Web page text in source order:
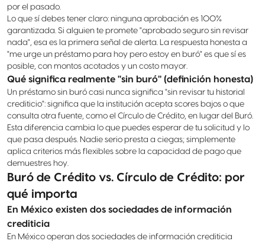
por el pasado.
Lo que sí debes tener claro: ninguna aprobación es 100%
garantizada. Si alguien te promete "aprobado seguro sin revisar
nada", esa es la primera señal de alerta. La respuesta honesta a
"me urge un préstamo para hoy pero estoy en buró" es que sí es
posible, con montos acotados y un costo mayor.
Qué significa realmente "sin buró" (definición honesta)
Un préstamo sin buró casi nunca significa "sin revisar tu historial
crediticio": significa que la institución acepta scores bajos o que
consulta otra fuente, como el Círculo de Crédito, en lugar del Buró.
Esta diferencia cambia lo que puedes esperar de tu solicitud y lo
que pasa después. Nadie serio presta a ciegas; simplemente
aplica criterios más flexibles sobre la capacidad de pago que
demuestres hoy.
Buró de Crédito vs. Círculo de Crédito: por
qué importa
En México existen dos sociedades de información
crediticia
En México operan dos sociedades de información crediticia